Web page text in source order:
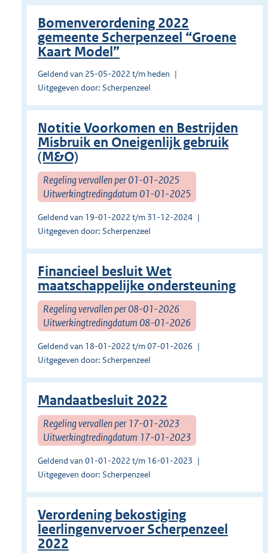
Bomenverordening 2022
gemeente Scherpenzeel “Groene
Kaart Model”
Geldend van 25-05-2022 t/m heden
Uitgegeven door: Scherpenzeel
Notitie Voorkomen en Bestrijden
Misbruik en Oneigenlijk gebruik
(M&O)
Regeling vervallen per 01-01-2025
Uitwerkingtredingdatum 01-01-2025
Geldend van 19-01-2022 t/m 31-12-2024
Uitgegeven door: Scherpenzeel
Financieel besluit Wet
maatschappelijke ondersteuning
Regeling vervallen per 08-01-2026
Uitwerkingtredingdatum 08-01-2026
Geldend van 18-01-2022 t/m 07-01-2026
Uitgegeven door: Scherpenzeel
Mandaatbesluit 2022
Regeling vervallen per 17-01-2023
Uitwerkingtredingdatum 17-01-2023
Geldend van 01-01-2022 t/m 16-01-2023
Uitgegeven door: Scherpenzeel
Verordening bekostiging
leerlingenvervoer Scherpenzeel
2022